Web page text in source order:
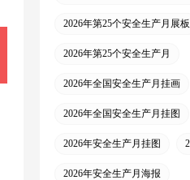
2026年第25个安全生产月展板
2026年第25个安全生产月
2026年全国安全生产月挂画
2026年全国安全生产月挂图
2026年安全生产月挂图
2026年安全生产月海报